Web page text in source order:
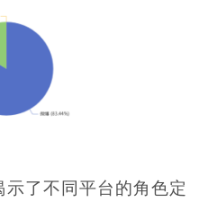
了不同平台的角色定